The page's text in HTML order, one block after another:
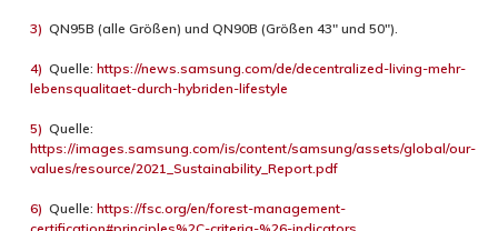
3) QN95B (alle Größen) und QN90B (Größen 43″ und 50″).
4) Quelle: https://news.samsung.com/de/decentralized-living-mehr-
lebensqualitaet-durch-hybriden-lifestyle
5) Quelle:
https://images.samsung.com/is/content/samsung/assets/global/our-
values/resource/2021_Sustainability_Report.pdf
6) Quelle: https://fsc.org/en/forest-management-